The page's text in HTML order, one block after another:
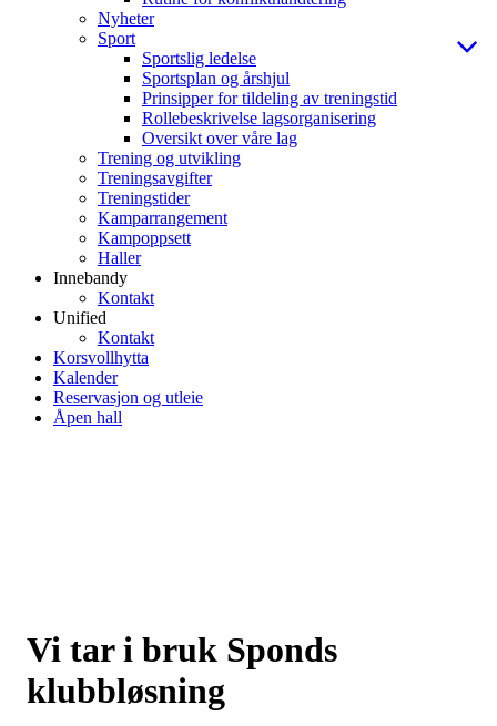
Nyheter
Sport
Sportslig ledelse
Sportsplan og årshjul
Prinsipper for tildeling av treningstid
Rollebeskrivelse lagsorganisering
Oversikt over våre lag
Trening og utvikling
Treningsavgifter
Treningstider
Kamparrangement
Kampoppsett
Haller
Innebandy
Kontakt
Unified
Kontakt
Korsvollhytta
Kalender
Reservasjon og utleie
Åpen hall
Vi tar i bruk Sponds
klubbløsning